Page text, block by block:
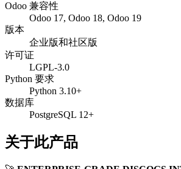
Odoo 兼容性
Odoo 17, Odoo 18, Odoo 19
版本
企业版和社区版
许可证
LGPL-3.0
Python 要求
Python 3.10+
数据库
PostgreSQL 12+
关于此产品